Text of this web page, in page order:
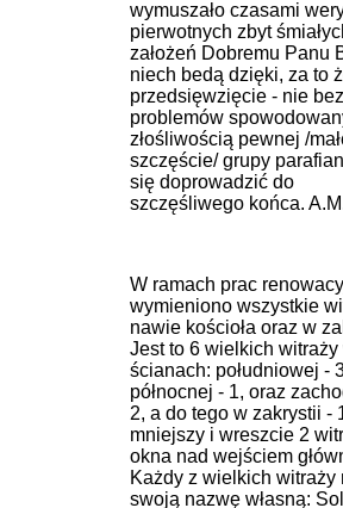
wymuszało czasami
pierwotnych zbyt
założeń Dobremu Panu
niech bedą dzięki, za to
przedsięwzięcie - nie bez
problemów
złośliwością pewnej /
szczęście/ grupy
się doprowadzić do
szczęśliwego końca.
W ramach prac
wymieniono wszystkie
nawie kościoła oraz w
Jest to 6 wielkich witraży
ścianach: południowej -
północnej - 1, oraz
2, a do tego w zakrystii -
mniejszy i wreszcie 2
okna nad wejściem
Każdy z wielkich witraży
swoją nazwę własną: